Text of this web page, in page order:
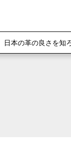
日本の革の良さを知